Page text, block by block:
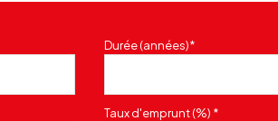
Durée (années)*
Taux d'emprunt (%) *